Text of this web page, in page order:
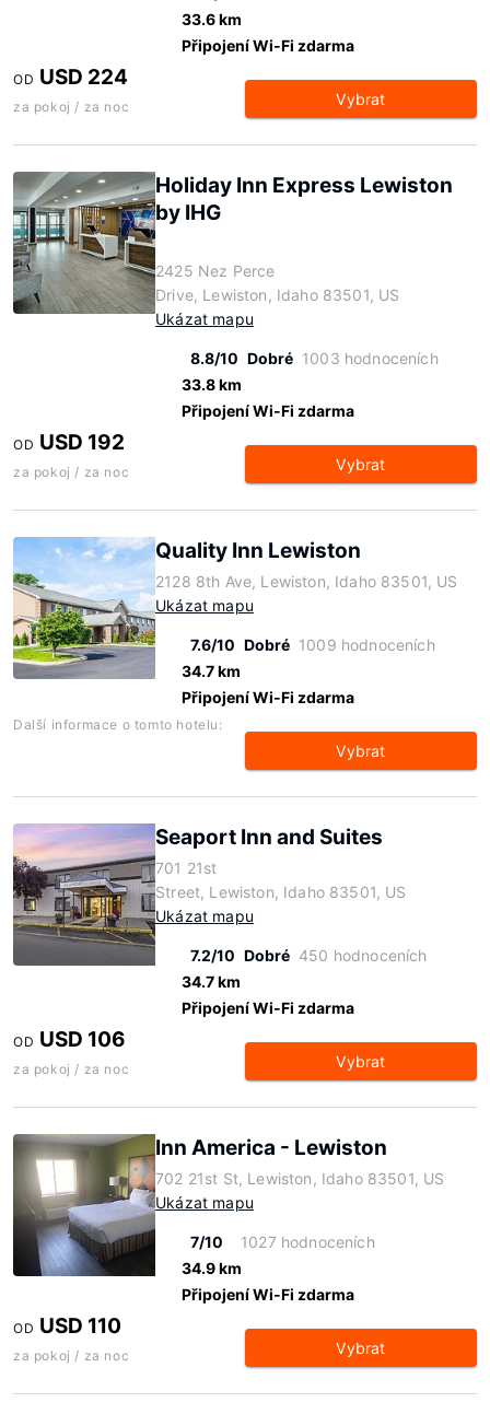
33.6 km
Připojení Wi-Fi zdarma
OD USD 224
za pokoj / za noc Vybrat
Holiday Inn Express Lewiston
by IHG
2425 Nez Perce
Drive, Lewiston, Idaho 83501, US
Ukázat mapu
8.8/10 Dobré 1003 hodnoceních
33.8 km
Připojení Wi-Fi zdarma
OD USD 192
za pokoj / za noc Vybrat
Quality Inn Lewiston
2128 8th Ave, Lewiston, Idaho 83501, US
Ukázat mapu
7.6/10 Dobré 1009 hodnoceních
34.7 km
Připojení Wi-Fi zdarma
Další informace o tomto hotelu:
Vybrat
Seaport Inn and Suites
701 21st
Street, Lewiston, Idaho 83501, US
Ukázat mapu
7.2/10 Dobré 450 hodnoceních
34.7 km
Připojení Wi-Fi zdarma
OD USD 106
za pokoj / za noc Vybrat
Inn America - Lewiston
702 21st St, Lewiston, Idaho 83501, US
Ukázat mapu
7/10
1027 hodnoceních
34.9 km
Připojení Wi-Fi zdarma
OD USD 110
za pokoj / za noc Vybrat